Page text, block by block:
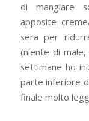
di mangiare
apposite
sera per
(niente di
settimane ho
parte inferiore
finale molto